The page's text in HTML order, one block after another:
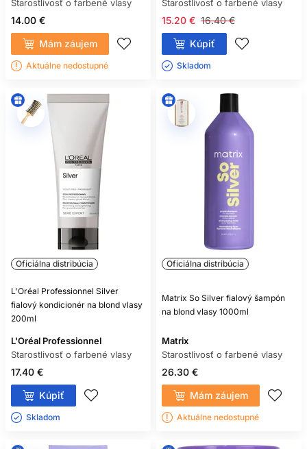
LEPŠÍ?
Nie. O jemnosti rozhoduje celé zloženie, nie iba neprítomnosť
jednej skupiny tenzidov.
MASKU?
Nie vždy naraz. Kondicionér používajte pravidelne a masku
pridajte podľa suchosti a poškodenia.
MÔŽEM POUŽÍVAŤ OLEJ PRED
Iba ak konkrétny produkt deklaruje tepelnú ochranu a návod
také použitie povoľuje.
PREČO FARBA RÝCHLO BLEDNE?
Ovplyvňuje ju typ farby, porozita, frekvencia umývania,
Starostlivosť o farbené vlasy
14.00 €
Mám záujem
Aktuálne nedostupné
Starostlivosť o farbené vlasy
16.40 €
15.20 €
Kúpiť
Skladom ㅤ
Oficiálna distribúcia
L'Oréal Professionnel Silver
fialový kondicionér na blond vlasy
200ml
L'Oréal Professionnel
Starostlivosť o farbené vlasy
17.40 €
Kúpiť
Skladom ㅤ
Oficiálna distribúcia
Matrix So Silver fialový šampón
na blond vlasy 1000ml
Matrix
Starostlivosť o farbené vlasy
26.30 €
Mám záujem
Aktuálne nedostupné